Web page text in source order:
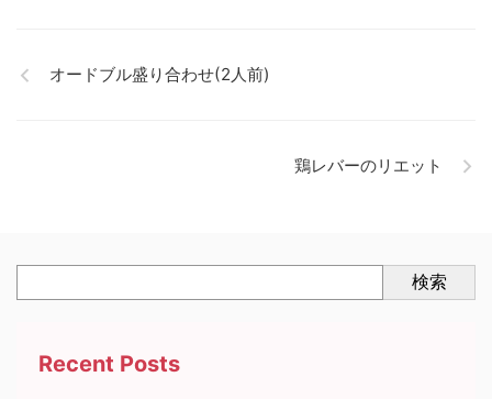
オードブル盛り合わせ(2人前)
鶏レバーのリエット
検索
Recent Posts